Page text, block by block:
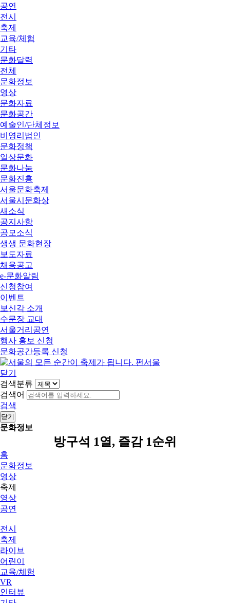
공연
전시
축제
교육/체험
기타
문화달력
전체
문화정보
영상
문화자료
문화공간
예술인/단체정보
비영리법인
문화정책
일상문화
문화나눔
문화진흥
서울문화축제
서울시문화상
새소식
공지사항
공모소식
생생 문화현장
보도자료
채용공고
e-문화알림
신청참여
이벤트
보신각 소개
수문장 교대
서울거리공연
행사 홍보 신청
문화공간등록 신청
닫기
검색분류
검색어
검색
닫기
문화정보
방구석 1열, 즐감 1순위
홈
문화정보
영상
축제
영상
공연
전시
축제
라이브
어린이
교육/체험
VR
인터뷰